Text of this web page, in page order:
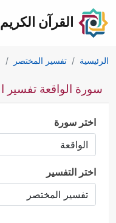
القرآن الكريم
الرئيسية تفسير المختصر
سورة الواقعة تفسير
اختر سورة
اختر التفسير